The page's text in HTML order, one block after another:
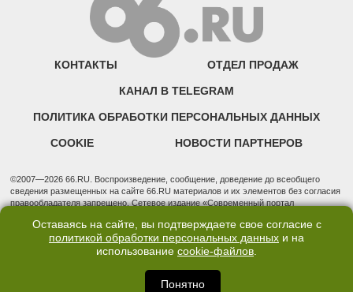
КОНТАКТЫ ОТДЕЛ ПРОДАЖ
КАНАЛ В TELEGRAM
ПОЛИТИКА ОБРАБОТКИ ПЕРСОНАЛЬНЫХ ДАННЫХ
COOKIE НОВОСТИ ПАРТНЕРОВ
©2007—2026 66.RU. Воспроизведение, сообщение, доведение до всеобщего
сведения размещенных на сайте 66.RU материалов и их элементов без согласия
правообладателя запрещено. Сетевое издание «Современный портал
надзору в сфере связи, информационных технологий и массовых коммуникаций
(Роскомнадзор). Регистрационный номер ЭЛ № ФС 77 - 76634 от 02.09.2019
Учредитель: Общество с ограниченной ответственностью "66.ру". Юридический
3, оф. 7015 Фактический адрес редакции и отдела продаж: 620014, Свердловская
обл., г. Екатеринбург, ул. Бориса Ельцина, д. 3, оф. 7015, +7 (343) 288-50-66
Оставаясь на сайте, вы подтверждаете свое согласие с
политикой обработки персональных данных и на
использование cookie-файлов.
Понятно